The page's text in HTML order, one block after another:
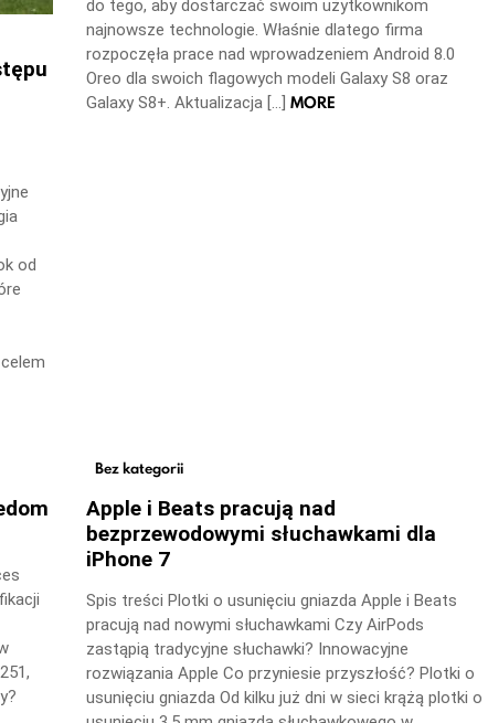
od
do tego, aby dostarczać swoim użytkownikom
najnowsze technologie. Właśnie dlatego firma
rozpoczęła prace nad wprowadzeniem Android 8.0
Oreo dla swoich flagowych modeli Galaxy S8 oraz
Galaxy S8+. Aktualizacja […] MORE
Bez kategorii
Apple i Beats pracują nad
bezprzewodowymi słuchawkami dla
iPhone 7
Spis treści Plotki o usunięciu gniazda Apple i Beats
pracują nad nowymi słuchawkami Czy AirPods
zastąpią tradycyjne słuchawki? Innowacyjne
rozwiązania Apple Co przyniesie przyszłość? Plotki o
usunięciu gniazda Od kilku już dni w sieci krążą plotki o